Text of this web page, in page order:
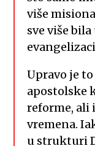
više
sve više
Upravo je
apostolske
reforme, ali
vremena.
u strukturi